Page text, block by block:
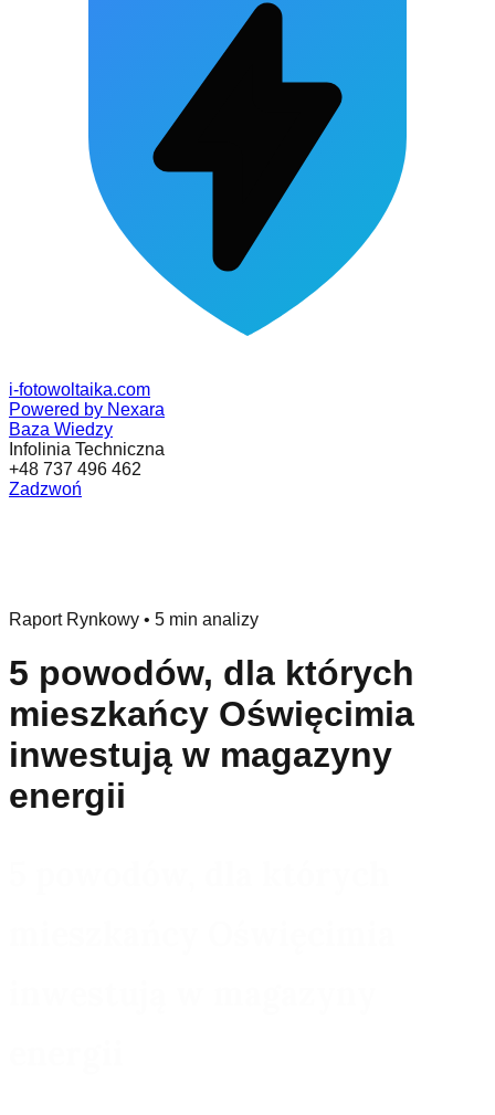
i-fotowoltaika.com
Powered by Nexara
Baza Wiedzy
Infolinia Techniczna
+48 737 496 462
Zadzwoń
Raport Rynkowy • 5 min analizy
5 powodów, dla których
mieszkańcy Oświęcimia
inwestują w magazyny
energii